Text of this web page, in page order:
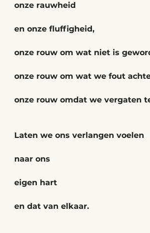
onze rauwheid
en onze fluffigheid,
onze rouw om wat niet is
onze rouw om wat we fout
onze rouw omdat we vergaten
Laten we ons verlangen voelen
naar ons
eigen hart
en dat van elkaar.